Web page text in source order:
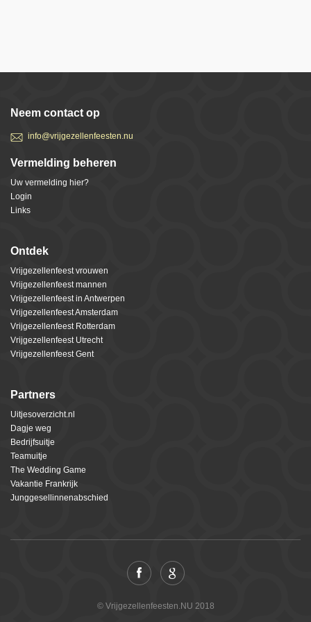
Neem contact op
info@vrijgezellenfeesten.nu
Vermelding beheren
Uw vermelding hier?
Login
Links
Ontdek
Vrijgezellenfeest vrouwen
Vrijgezellenfeest mannen
Vrijgezellenfeest in Antwerpen
Vrijgezellenfeest Amsterdam
Vrijgezellenfeest Rotterdam
Vrijgezellenfeest Utrecht
Vrijgezellenfeest Gent
Partners
Uitjesoverzicht.nl
Dagje weg
Bedrijfsuitje
Teamuitje
The Wedding Game
Vakantie Frankrijk
Junggesellinnenabschied
© Vrijgezellenfeesten.NU 2018